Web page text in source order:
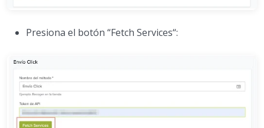
Presiona el botón “Fetch Services“: